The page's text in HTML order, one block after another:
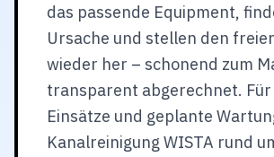
das passende Equipment,
Ursache und stellen den
wieder her – schonend zum
transparent abgerechnet. Für
Einsätze und geplante
Kanalreinigung WISTA rund